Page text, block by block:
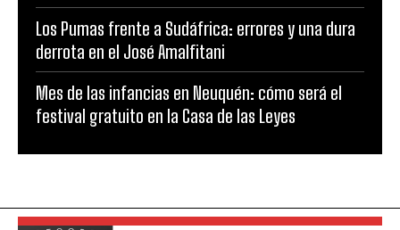
Los Pumas frente a Sudáfrica: errores y una dura
derrota en el José Amalfitani
Mes de las infancias en Neuquén: cómo será el
festival gratuito en la Casa de las Leyes